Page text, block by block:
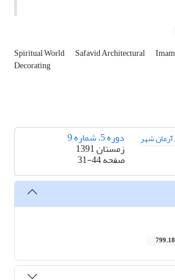
Spiritual World Safavid Architectural
Decorating
دوره 5، شماره 9
زمستان 1391
صفحه31-44